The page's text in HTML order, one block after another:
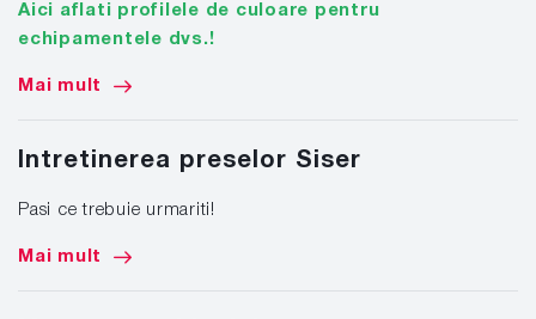
Aici aflati profilele de culoare pentru
echipamentele dvs.!
Mai mult
Intretinerea preselor Siser
Pasi ce trebuie urmariti!
Mai mult